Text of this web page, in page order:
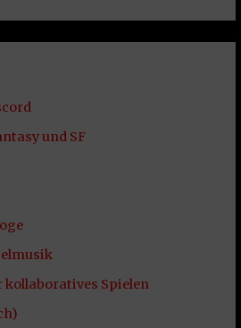
und SF
Spielen